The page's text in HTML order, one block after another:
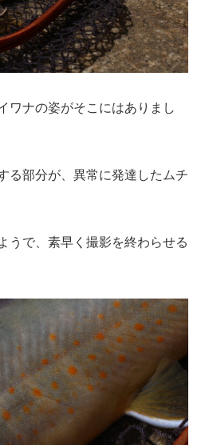
ワナの姿がそこにはありまし
る部分が、異常に発達したムチ
うで、素早く撮影を終わらせる